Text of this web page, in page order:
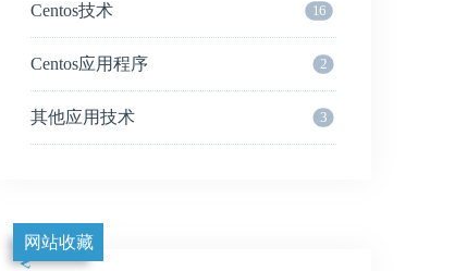
Centos技术 16
Centos应用程序 2
其他应用技术 3
网站收藏